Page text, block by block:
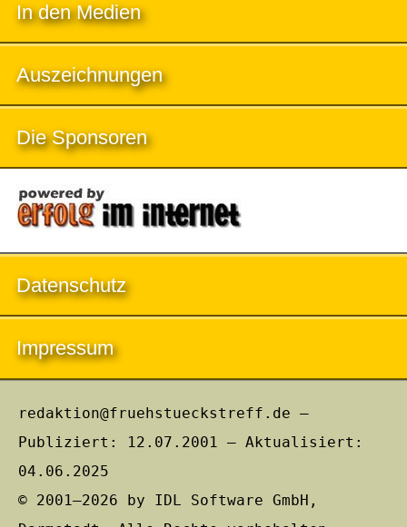
In den Medien
Auszeichnungen
Die Sponsoren
Datenschutz
Impressum
redaktion@fruehstueckstreff.de –
Publiziert: 12.07.2001 – Aktualisiert:
04.06.2025
© 2001–2026 by IDL Software GmbH,